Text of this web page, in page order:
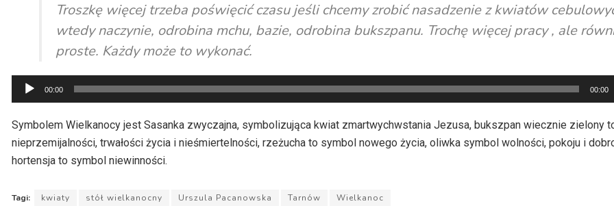
Troszkę więcej trzeba poświęcić czasu jeśli chcemy zrobić nasadzenie z kwiatów
wtedy naczynie, odrobina mchu, bazie, odrobina bukszpanu. Trochę więcej pracy , ale
proste. Każdy może to wykonać.
Odtwarzacz
plików
dźwiękowych
00:00 00:00
Symbolem Wielkanocy jest Sasanka zwyczajna, symbolizująca kwiat zmartwychwstania Jezusa, bukszpan wiecznie zielony
nieprzemijalności, trwałości życia i nieśmiertelności, rzeżucha to symbol nowego życia, oliwka symbol wolności, pokoju i
hortensja to symbol niewinności.
Tagi: kwiaty stół wielkanocny Urszula Pacanowska Tarnów Wielkanoc